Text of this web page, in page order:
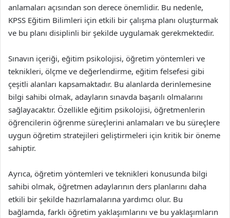
anlamaları açısından son derece önemlidir. Bu nedenle,
KPSS Eğitim Bilimleri için etkili bir çalışma planı oluşturmak
ve bu planı disiplinli bir şekilde uygulamak gerekmektedir.
Sınavın içeriği, eğitim psikolojisi, öğretim yöntemleri ve
teknikleri, ölçme ve değerlendirme, eğitim felsefesi gibi
çeşitli alanları kapsamaktadır. Bu alanlarda derinlemesine
bilgi sahibi olmak, adayların sınavda başarılı olmalarını
sağlayacaktır. Özellikle eğitim psikolojisi, öğretmenlerin
öğrencilerin öğrenme süreçlerini anlamaları ve bu süreçlere
uygun öğretim stratejileri geliştirmeleri için kritik bir öneme
sahiptir.
Ayrıca, öğretim yöntemleri ve teknikleri konusunda bilgi
sahibi olmak, öğretmen adaylarının ders planlarını daha
etkili bir şekilde hazırlamalarına yardımcı olur. Bu
bağlamda, farklı öğretim yaklaşımlarını ve bu yaklaşımların